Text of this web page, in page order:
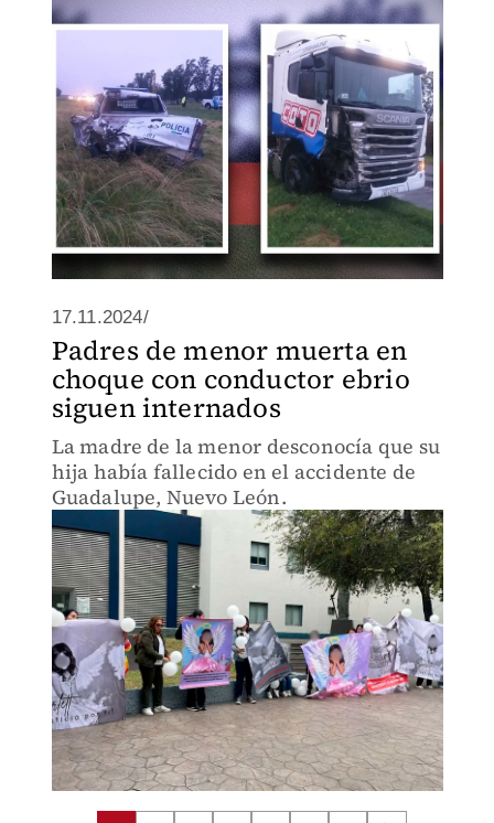
17.11.2024/
Padres de menor muerta en
choque con conductor ebrio
siguen internados
La madre de la menor desconocía que su
hija había fallecido en el accidente de
Guadalupe, Nuevo León.